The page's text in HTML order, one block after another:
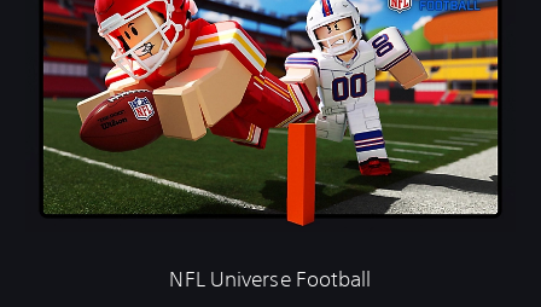
NFL Universe Football